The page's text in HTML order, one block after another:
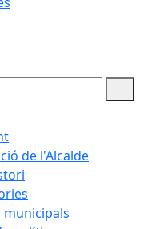
de l'Alcalde
municipals